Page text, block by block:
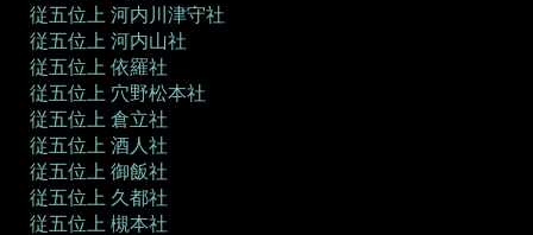
従五位上 河内川津守社
従五位上 河内山社
従五位上 依羅社
従五位上 穴野松本社
従五位上 倉立社
従五位上 酒人社
従五位上 御飯社
従五位上 久都社
従五位上 槻本社